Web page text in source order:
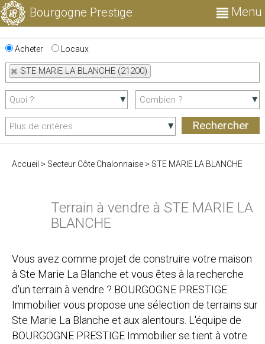
Bourgogne Prestige Menu
Acheter Locaux
STE MARIE LA BLANCHE (21200)
Accueil > Secteur Côte Chalonnaise > STE MARIE LA BLANCHE
Terrain à vendre à STE MARIE LA
BLANCHE
Vous avez comme projet de construire votre maison
à Ste Marie La Blanche et vous êtes à la recherche
d'un terrain à vendre ? BOURGOGNE PRESTIGE
Immobilier vous propose une sélection de terrains sur
Ste Marie La Blanche et aux alentours. L'équipe de
BOURGOGNE PRESTIGE Immobilier se tient à votre